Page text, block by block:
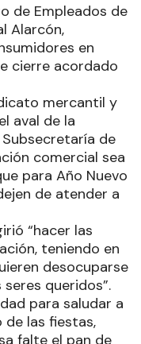
de Empleados de
Alarcón,
en
cierre acordado
mercantil y
aval de la
de
comercial sea
para Año Nuevo
de atender a
“hacer las
teniendo en
desocuparse
queridos”.
para saludar a
las fiestas,
falte el pan de